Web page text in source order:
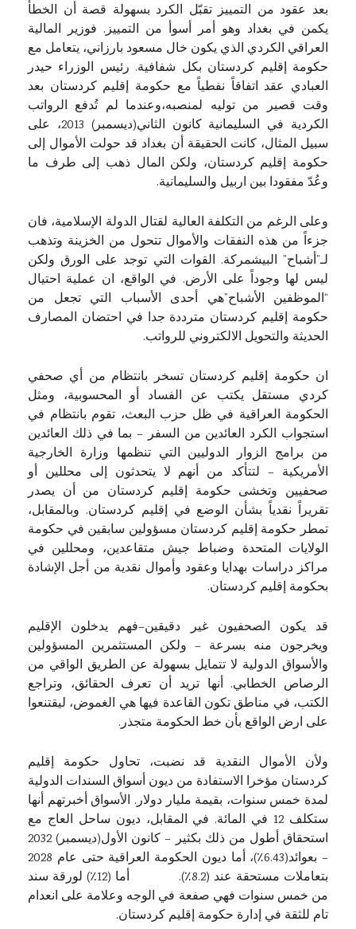
بعد عقود من التمييز تقبّل الكرد بسهولة قصة أن الخطأ
يكمن في بغداد وهو أمر أسوأ من التمييز. فوزير المالية
العراقي الكردي الذي يكون خال مسعود بارزاني، يتعامل مع
حكومة إقليم كردستان بكل شفافية. رئيس الوزراء حيدر
العبادي عقد اتفاقاً نفطياً مع حكومة إقليم كردستان بعد
وقت قصير من توليه لمنصبه،وعندما لم تُدفع الرواتب
الكردية في السليمانية كانون الثاني(ديسمبر) 2013، على
سبيل المثال، كانت الحقيقة أن بغداد قد حولت الأموال إلى
حكومة إقليم كردستان، ولكن المال ذهب إلى طرف ما
وعُدّ مفقودا بين اربيل والسليمانية.
وعلى الرغم من التكلفة العالية لقتال الدولة الإسلامية، فان
جزءاً من هذه النفقات والأموال تتحول من الخزينة وتذهب
لـ”أشباح” البيشمركة. القوات التي توجد على الورق ولكن
ليس لها وجوداً على الأرض. في الواقع، ان عملية احتيال
“الموظفين الأشباح”هي أحدى الأسباب التي تجعل من
حكومة إقليم كردستان مترددة جدا في احتضان المصارف
الحديثة والتحويل الالكتروني للرواتب.
ان حكومة إقليم كردستان تسخر بانتظام من أي صحفي
كردي مستقل يكتب عن الفساد أو المحسوبية، ومثل
الحكومة العراقية في ظل حزب البعث، تقوم بانتظام في
استجواب الكرد العائدين من السفر – بما في ذلك العائدين
من برامج الزوار الدوليين التي تنظمها وزارة الخارجية
الأمريكية – لتتأكد من أنهم لا يتحدثون إلى محللين أو
صحفيين وتخشى حكومة إقليم كردستان من أن يصدر
تقريراً نقدياً بشأن الوضع في إقليم كردستان. وبالمقابل،
تمطر حكومة إقليم كردستان مسؤولين سابقين في حكومة
الولايات المتحدة وضباط جيش متقاعدين، ومحللين في
مراكز دراسات بهدايا وعقود وأموال نقدية من أجل الإشادة
بحكومة إقليم كردستان.
قد يكون الصحفيون غير دقيقين–فهم يدخلون الإقليم
ويخرجون منه بسرعة – ولكن المستثمرين المسؤولين
والأسواق الدولية لا تتمايل بسهولة عن الطريق الواقي من
الرصاص الخطابي. أنها تريد أن تعرف الحقائق، وتراجع
الكتب، في مناطق تكون القاعدة فيها هي الغموض، ليقتنعوا
على ارض الواقع بأن خط الحكومة متجذر.
ولأن الأموال النقدية قد نضبت، تحاول حكومة إقليم
كردستان مؤخرا الاستفادة من ديون أسواق السندات الدولية
لمدة خمس سنوات، بقيمة مليار دولار. الأسواق أخبرتهم أنها
ستكلف 12 في المائة. في المقابل، ديون ساحل العاج مع
استحقاق أطول من ذلك بكثير – كانون الأول(ديسمبر) 2032
– بعوائد(6.43٪)، أما ديون الحكومة العراقية حتى عام 2028
بتعاملات مستحقة عند (8.2٪). أما (12٪) لورقة سند
من خمس سنوات فهي صفعة في الوجه وعلامة على انعدام
تام للثقة في إدارة حكومة إقليم كردستان.